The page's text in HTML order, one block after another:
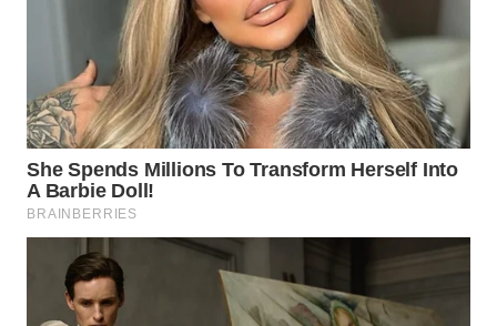
WAHANA
PERSONA
WAHANA
OTOMOTIF
HEALTH
WAHANA